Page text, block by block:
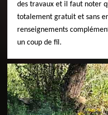
des travaux et il faut noter
totalement gratuit et sans
renseignements
un coup de fil.